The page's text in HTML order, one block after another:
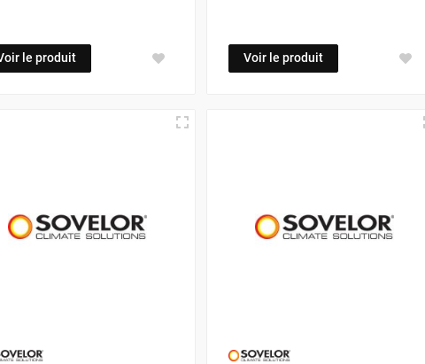
le produit Voir le produit